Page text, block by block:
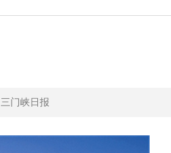
三门峡日报